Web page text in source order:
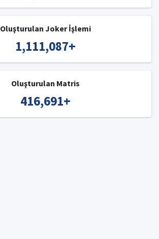
Oluşturulan Joker İşlemi
1,111,087+
Oluşturulan Matris
416,691+